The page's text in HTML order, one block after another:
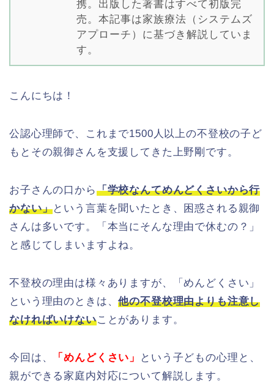
携。出版した著書はすべて初版完
売。本記事は家族療法（システムズ
アプローチ）に基づき解説していま
す。
こんにちは！
公認心理師で、これまで1500人以上の不登校の子ど
もとその親御さんを支援してきた上野剛です。
お子さんの口から「学校なんてめんどくさいから行
かない」という言葉を聞いたとき、困惑される親御
さんは多いです。「本当にそんな理由で休むの？」
と感じてしまいますよね。
不登校の理由は様々ありますが、「めんどくさい」
という理由のときは、他の不登校理由よりも注意し
なければいけないことがあります。
今回は、 「めんどくさい」
という子どもの心理と、
親ができる家庭内対応について解説します。